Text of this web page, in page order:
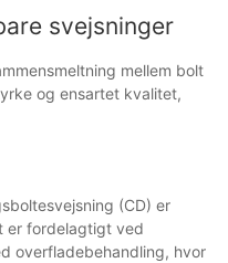
svejsninger
mellem bolt
og ensartet kvalitet,
(CD) er
er fordelagtigt ved
overfladebehandling, hvor